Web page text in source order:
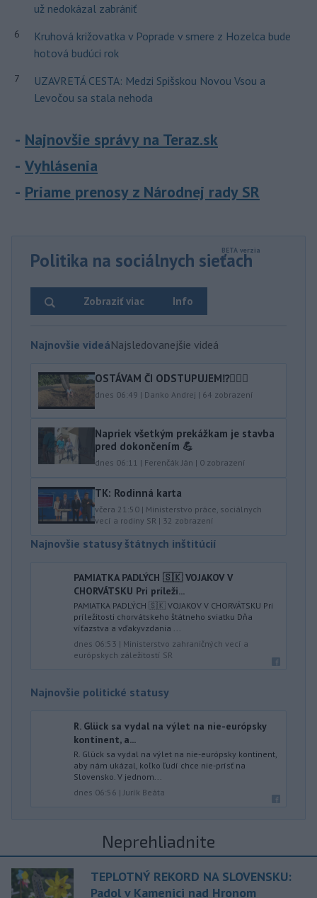
už nedokázal zabrániť
6
Kruhová križovatka v Poprade v smere z Hozelca bude
hotová budúci rok
7
UZAVRETÁ CESTA: Medzi Spišskou Novou Vsou a
Levočou sa stala nehoda
Najnovšie správy na Teraz.sk
Vyhlásenia
Priame prenosy z Národnej rady SR
Politika na sociálnych sieťach
Info
Zobraziť viac
Najnovšie videáNajsledovanejšie videá
OSTÁVAM ČI ODSTUPUJEM⁉️🤷🏻‍♂️
dnes 06:49 | Danko Andrej | 64 zobrazení
Napriek všetkým prekážkam je stavba
pred dokončením 💪
dnes 06:11 | Ferenčák Ján | 0 zobrazení
TK: Rodinná karta
včera 21:50 | Ministerstvo práce, sociálnych
vecí a rodiny SR | 32 zobrazení
Najnovšie statusy štátnych inštitúcií
PAMIATKA PADLÝCH 🇸🇰 VOJAKOV V
CHORVÁTSKU Pri príleži...
PAMIATKA PADLÝCH 🇸🇰 VOJAKOV V CHORVÁTSKU Pri
príležitosti chorvátskeho štátneho sviatku Dňa
víťazstva a vďakyvzdania ...
dnes 06:53 | Ministerstvo zahraničných vecí a
európskych záležitostí SR
Najnovšie politické statusy
R. Glück sa vydal na výlet na nie-európsky
kontinent, a...
R. Glück sa vydal na výlet na nie-európsky kontinent,
aby nám ukázal, koľko ľudí chce nie-prísť na
Slovensko. V jednom...
dnes 06:56 |Jurík Beáta
Neprehliadnite
TEPLOTNÝ REKORD NA SLOVENSKU:
Padol v Kamenici nad Hronom